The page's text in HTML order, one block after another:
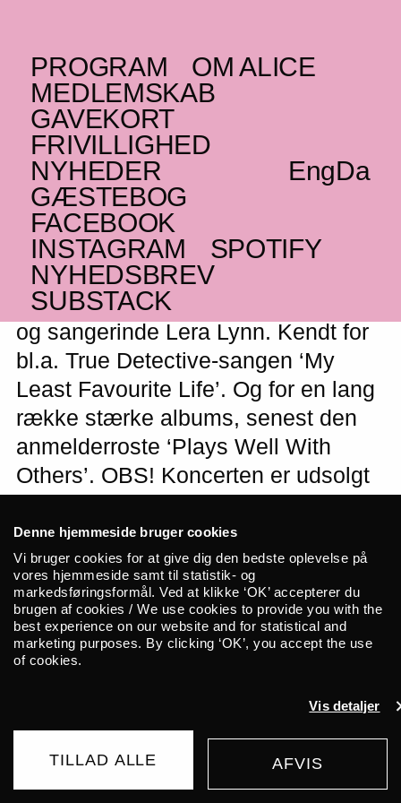
Denne hjemmeside bruger cookies
Vi bruger cookies for at give dig den bedste oplevelse på
vores hjemmeside samt til statistik- og
markedsføringsformål. Ved at klikke ‘OK’ accepterer du
brugen af cookies / We use cookies to provide you with the
best experience on our website and for statistical and
marketing purposes. By clicking ‘OK’, you accept the use
of cookies.
Vis detaljer
TILLAD ALLE AFVIS
PROGRAM
OM ALICE
MEDLEMSKAB
GAVEKORT
FRIVILLIGHED
NYHEDER
Da
Eng
GÆSTEBOG
FACEBOOK
INSTAGRAM
SPOTIFY
NYHEDSBREV
SUBSTACK
SØNDAG _17.11.19
Lera Lynn(US)
Americana
UDSOLGT
Kom til ALICE Matiné med den
fremragende Nashville-sangskriver
og sangerinde Lera Lynn. Kendt for
bl.a. True Detective-sangen ‘My
Least Favourite Life’. Og for en lang
række stærke albums, senest den
anmelderroste ‘Plays Well With
Others’. OBS! Koncerten er udsolgt
Nogle vil kende hende fra TV-serien ‘True
Detective’, hvor hun synger sangen ‘My
Least Favourite Life’. Andre vil kende
balancerer mellem et roots/americana-
udtryk og en mere cinematisk pop/rock-
sound med nik til Roy Orbison og George